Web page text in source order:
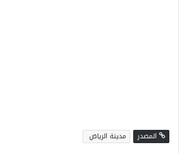
المصدر مدينة الرياض